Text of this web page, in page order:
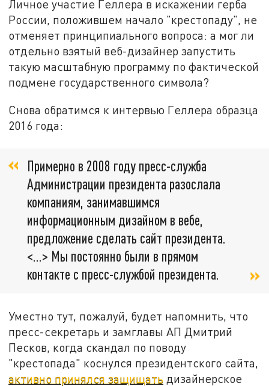
Личное участие Геллера в искажении герба
России, положившем начало "крестопаду", не
отменяет принципиального вопроса: а мог ли
отдельно взятый веб-дизайнер запустить
такую масштабную программу по фактической
подмене государственного символа?
Снова обратимся к интервью Геллера образца
2016 года:
Примерно в 2008 году пресс-служба
Администрации президента разослала
компаниям, занимавшимся
информационным дизайном в вебе,
предложение сделать сайт президента.
<…> Мы постоянно были в прямом
контакте с пресс-службой президента.
Уместно тут, пожалуй, будет напомнить, что
пресс-секретарь и замглавы АП Дмитрий
Песков, когда скандал по поводу
"крестопада" коснулся президентского сайта,
активно принялся защищать дизайнерское